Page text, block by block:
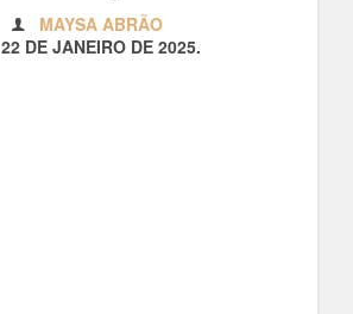
MAYSA ABRÃO
22 DE JANEIRO DE 2025.